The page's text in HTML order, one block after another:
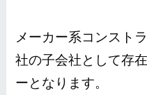
メーカー系コンスト
社の子会社として存
ーとなります。